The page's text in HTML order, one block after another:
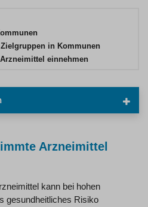
in Kommunen
einnehmen
Arzneimittel
kann bei hohen
gesundheitliches Risiko